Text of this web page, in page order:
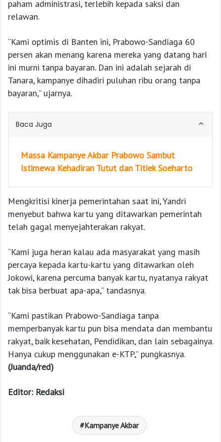
paham administrasi, terlebih kepada saksi dan
relawan.
“Kami optimis di Banten ini, Prabowo-Sandiaga 60
persen akan menang karena mereka yang datang hari
ini murni tanpa bayaran. Dan ini adalah sejarah di
Tanara, kampanye dihadiri puluhan ribu orang tanpa
bayaran,” ujarnya.
Baca Juga
Massa Kampanye Akbar Prabowo Sambut
Istimewa Kehadiran Tutut dan Titiek Soeharto
Mengkritisi kinerja pemerintahan saat ini, Yandri
menyebut bahwa kartu yang ditawarkan pemerintah
telah gagal menyejahterakan rakyat.
“Kami juga heran kalau ada masyarakat yang masih
percaya kepada kartu-kartu yang ditawarkan oleh
Jokowi, karena percuma banyak kartu, nyatanya rakyat
tak bisa berbuat apa-apa,” tandasnya.
“Kami pastikan Prabowo-Sandiaga tanpa
memperbanyak kartu pun bisa mendata dan membantu
rakyat, baik kesehatan, Pendidikan, dan lain sebagainya.
Hanya cukup menggunakan e-KTP,” pungkasnya.
(Juanda/red)
Editor: Redaksi
Kampanye Akbar